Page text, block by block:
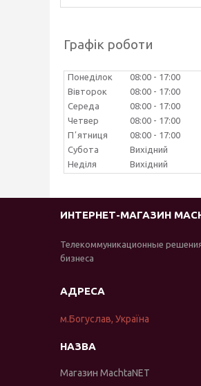
Графік роботи
Понеділок 08:00
17:00
Вівторок
08:00
17:00
Середа
08:00
17:00
Четвер
08:00
17:00
Пʼятниця
08:00
17:00
Субота
Вихідний
Неділя
Вихідний
ИНТЕРНЕТ-МАГАЗИН
Телекоммуникационные
бизнеса
м.Богуслав, Україна
Магазин MachtaNET